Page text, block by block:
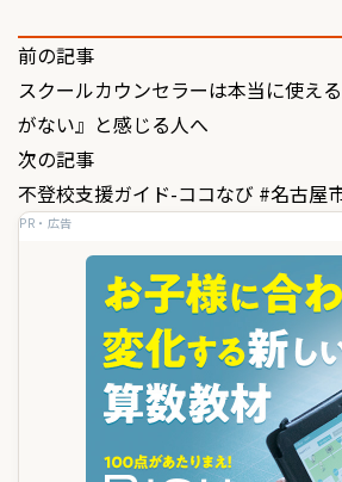
投
稿
ナ
ビ
ゲ
前の記事
スクールカウンセラーは本当に使え
がない』と感じる人へ
次の記事
不登校支援ガイド-ココなび #名古屋
PR・広告